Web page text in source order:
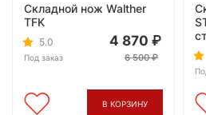
Складной нож Walther
TFK
5.0
Под заказ
4 870
6 500
В КОРЗИНУ